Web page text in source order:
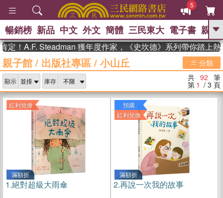
5
GO
熱搜： 東野圭吾 高希均教授回憶錄
、 The Odyssey 、 父親節 、 如果歷
國際布克
獎 臺灣漫遊錄 、 方念華 、 台灣的李
登輝時代 、 數學女孩：黎曼猜想
偉大的迷走神經
暢銷榜 新品 中文 外文 簡體 三民東大 電子書 親子
Steadman 獲年度作家，《史坎德》系列帶你踏上熱血奇
親子館 / 出版社專區 / 小山丘 分類
顯示 庫存 共 92 筆
第 1 / 3 頁
紅利兌換
滿額折
1.絕對超級大雨傘
預購
紅利兌換
滿額折
2.再說一次我的故事